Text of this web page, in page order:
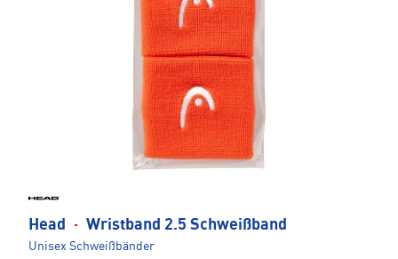
Head · Wristband 2.5 Schweißband
Unisex Schweißbänder